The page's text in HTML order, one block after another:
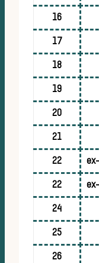
16
17
18
19
20
21
22
22
24
25
26